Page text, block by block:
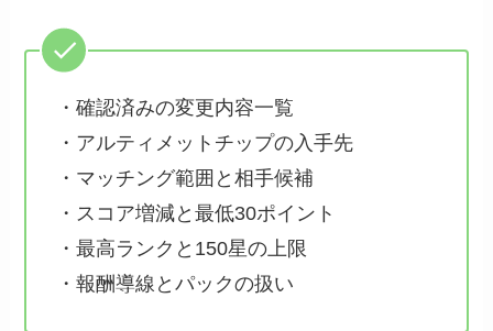
・確認済みの変更内容一覧
・アルティメットチップの入手先
・マッチング範囲と相手候補
・スコア増減と最低30ポイント
・最高ランクと150星の上限
・報酬導線とパックの扱い